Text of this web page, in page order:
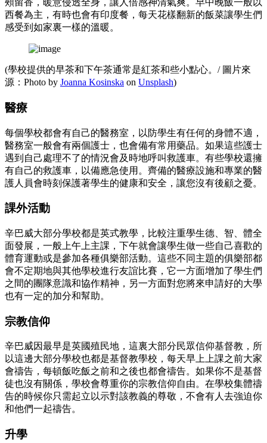
頰留香，暖意侵透全身，讓人倍感神清氣爽。早中晚飯一般以
西餐為主，有時也會有印度餐，每天花樣翻新的飯菜讓學生們
感受到如家裏一樣的溫暖。
(學校提供的早茶和下午茶通常是紅茶和些小點心。/ 圖片來
源：Photo by Joanna Kosinska on Unsplash)
醫療
每個學校都會有自己的醫務室，以防學生有任何的身體不適，
醫務室一般會有兩個護士，也會備有常用藥品。如果這些護士
遇到自己處理不了的情況會及時地呼叫救護車。有些學校還擁
有自己的救護車，以備應急使用。齊備的醫療設施和專業的醫
護人員會時刻保護著學生的健康和安全，讓您沒有後顧之憂。
課外活動
辛巴威大部分學校都是英式教學，比較注重學生德、智、體全
面發展，一般上午上主課，下午就會讓學生做一些自己喜歡的
體育運動或是參加各種俱樂部活動。這些不同主題的俱樂部都
會不定期地與其他學校進行友誼比賽，它一方面增加了學生們
之間的團隊意識和協作精神，另一方面對您將來申請好的大學
也有一定的加分和幫助。
宗教信仰
辛巴威因最早是英國殖民地，這裏大部分民眾信仰基督教，所
以這邊大部分學校也都是基督教學校，每天早上上課之前大家
會禱告，每頓飯吃飯之前和之後也都會禱告。如果你不是基督
徒也沒有關係，學校會尊重你的宗教信仰自由。在學校集體禱
告的時候你只需起立以示對該教義的尊敬，不會有人去強迫你
和他們一起禱告。
升學